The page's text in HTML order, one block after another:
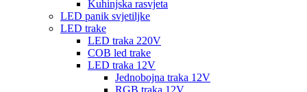
Kuhinjska rasvjeta
LED panik svjetiljke
LED trake
LED traka 220V
COB led trake
LED traka 12V
Jednobojna traka 12V
RGB traka 12V